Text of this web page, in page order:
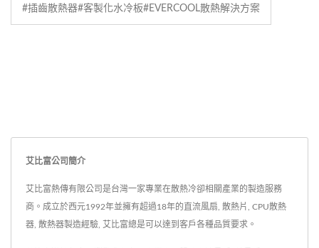
#插齒散熱器#客製化水冷板#EVERCOOL散熱解決方案
艾比富公司簡介
艾比富熱傳有限公司是台灣一家專業在散熱冷卻相關產業的製造服務
商。成立於西元1992年並擁有超過18年的直流風扇, 散熱片, CPU散熱
器, 散熱器製造經驗, 艾比富總是可以達到客戶各種品質要求。